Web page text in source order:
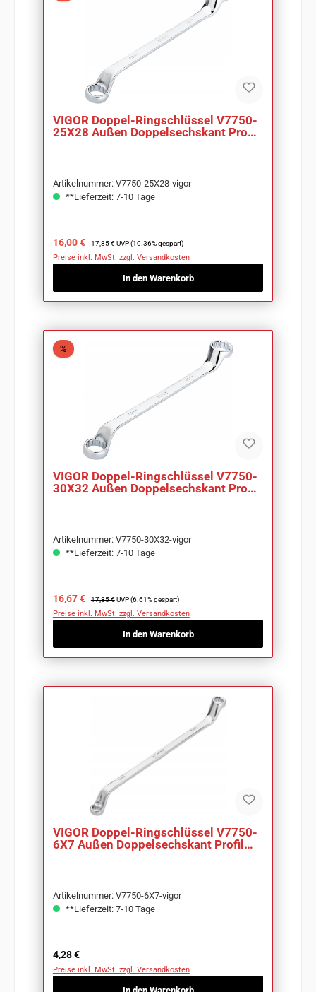
VIGOR Doppel-Ringschlüssel V7750-
25X28 Außen Doppelsechskant Profil
Artikelnummer: V7750-25X28-vigor
**Lieferzeit: 7-10 Tage
Verkaufspreis:
16,00 € Regulärer Preis:
17,85 € UVP (10.36% gespart)
Preise inkl. MwSt. zzgl. Versandkosten
In den Warenkorb
%Rabatt
VIGOR Doppel-Ringschlüssel V7750-
30X32 Außen Doppelsechskant Profil
Artikelnummer: V7750-30X32-vigor
**Lieferzeit: 7-10 Tage
Verkaufspreis:
16,67 € Regulärer Preis:
17,85 € UVP (6.61% gespart)
Preise inkl. MwSt. zzgl. Versandkosten
In den Warenkorb
VIGOR Doppel-Ringschlüssel V7750-
6X7 Außen Doppelsechskant Profil
Artikelnummer: V7750-6X7-vigor
**Lieferzeit: 7-10 Tage
Regulärer Preis:
4,28 €
Preise inkl. MwSt. zzgl. Versandkosten